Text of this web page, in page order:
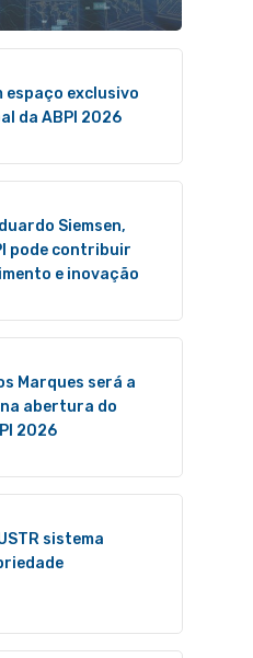
exclusivo
da ABPI 2026
Siemsen,
pode contribuir
e inovação
Marques será a
abertura do
2026
sistema